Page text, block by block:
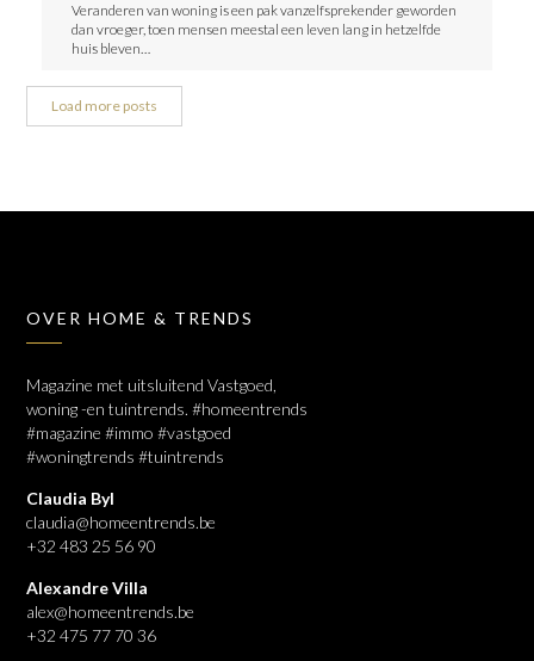
Veranderen van woning is een pak vanzelfsprekender geworden
dan vroeger, toen mensen meestal een leven lang in hetzelfde
huis bleven…
Load more posts
OVER HOME & TRENDS
Magazine met uitsluitend Vastgoed,
woning -en tuintrends. #homeentrends
#magazine #immo #vastgoed
#woningtrends #tuintrends
Claudia Byl
claudia@homeentrends.be
+32 483 25 56 90
Alexandre Villa
alex@homeentrends.be
+32 475 77 70 36